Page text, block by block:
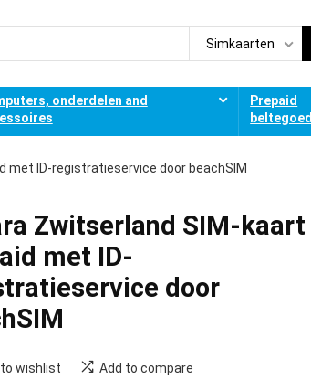
Simkaarten
onderdelen and
Prepaid
beltegoed
met ID-registratieservice door beachSIM
Zwitserland SIM-kaart
met ID-
door
wishlist Add to compare